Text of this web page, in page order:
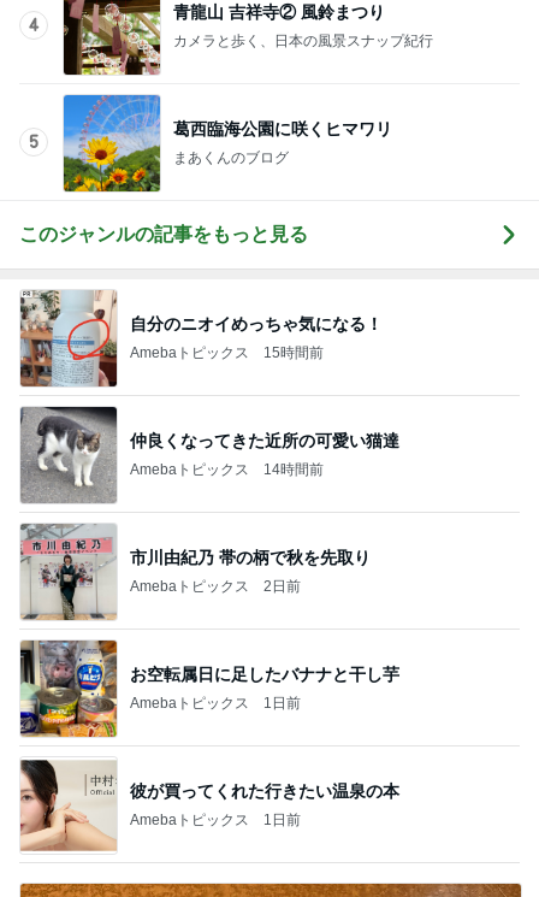
4
青龍山 吉祥寺② 風鈴まつり
カメラと歩く、日本の風景スナップ紀行
5
葛西臨海公園に咲くヒマワリ
まあくんのブログ
このジャンルの記事をもっと見る
自分のニオイめっちゃ気になる！
Amebaトピックス 15時間前
仲良くなってきた近所の可愛い猫達
Amebaトピックス 14時間前
市川由紀乃 帯の柄で秋を先取り
Amebaトピックス 2日前
お空転属日に足したバナナと干し芋
Amebaトピックス 1日前
彼が買ってくれた行きたい温泉の本
Amebaトピックス 1日前